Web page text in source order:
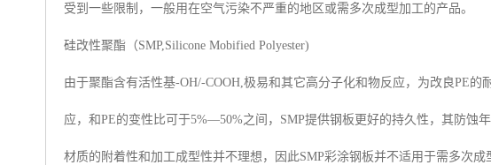
受到一些限制，一般用在空气污染不严重的地区或需多次成型加工的产品。
硅改性聚酯（SMP,Silicone Mobified Polyester)
由于聚酯含有活性基-OH/-COOH,极易和其它高分子化和物反应，为改良PE
应，和PE的变性比可于5%—50%之间，SMP提供钢板更好的持久性，其防蚀
材质的附着性和加工成型性并不理想，因此SMP彩涂钢板并不适用于需多次